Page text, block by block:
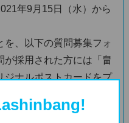
年9月15日（水）から
を、以下の質問募集フォ
が採用された方には「畠
ジナルポストカードをプ
はできかねますので、